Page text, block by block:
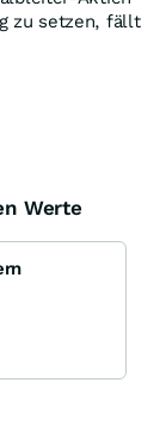
zu setzen, fällt
Werte